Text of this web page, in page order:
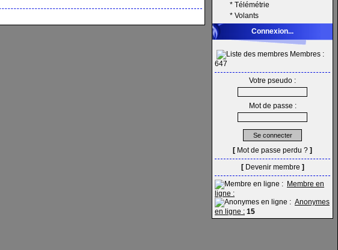
* Télémétrie
* Volants
Connexion...
Membres :
647
Votre pseudo :
Mot de passe :
[ Mot de passe perdu ? ]
[ Devenir membre ]
Membre en
ligne :
Anonymes
en ligne : 15